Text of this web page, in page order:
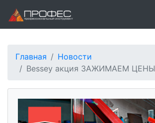
Главная
Новости
Bessey акция ЗАЖИМАЕМ ЦЕНЫ